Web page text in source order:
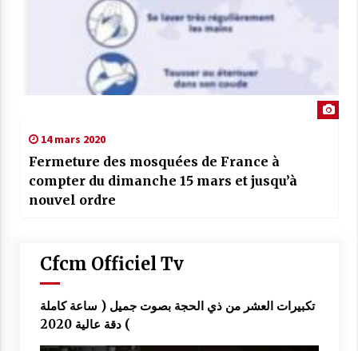
14 mars 2020
Fermeture des mosquées de France à
compter du dimanche 15 mars et jusqu’à
nouvel ordre
Cfcm Officiel Tv
تكبيرات العشر من ذي الحجة بصوت جميل ( ساعة كاملة
) دقة عالية 2020